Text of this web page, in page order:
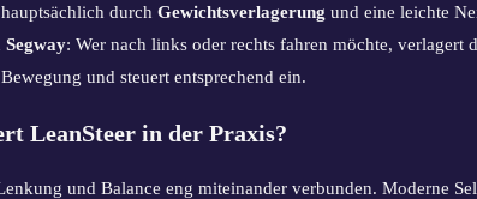
durch Gewichtsverlagerung und eine leichte
Segway: Wer nach links oder rechts fahren möchte, verlagert
und steuert entsprechend ein.
LeanSteer in der Praxis?
und Balance eng miteinander verbunden. Moderne